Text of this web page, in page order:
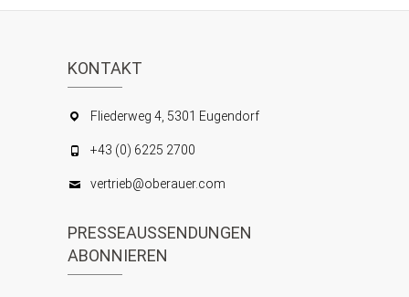
KONTAKT
Fliederweg 4, 5301 Eugendorf
+43 (0) 6225 2700
vertrieb@oberauer.com
PRESSEAUSSENDUNGEN
ABONNIEREN